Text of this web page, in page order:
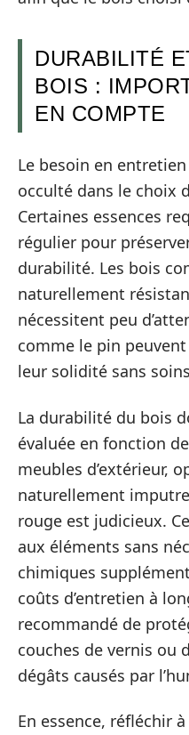
DURABILITÉ
BOIS :
EN COMPTE
Le besoin en
occulté dans le choix
Certaines essences
régulier pour
durabilité. Les bois
naturellement
nécessitent peu
comme le pin
leur solidité sans
La durabilité du bois
évaluée en fonction
meubles d’extérieur,
naturellement
rouge est judicieux.
aux éléments sans
chimiques
coûts d’entretien à
recommandé de
couches de vernis ou
dégâts causés par
En essence, réfléchir